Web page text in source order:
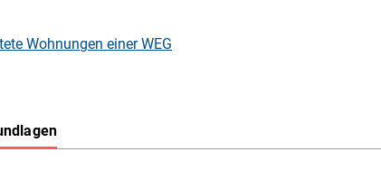
Wohnungen einer WEG